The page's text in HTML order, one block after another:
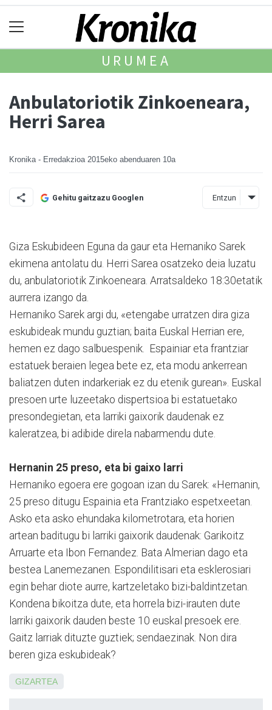
URUMEA
Anbulatoriotik Zinkoeneara,
Herri Sarea
Kronika - Erredakzioa 2015eko abenduaren 10a
Gehitu gaitzazu Googlen Entzun
Giza Eskubideen Eguna da gaur eta Hernaniko Sarek
ekimena antolatu du. Herri Sarea osatzeko deia luzatu
du, anbulatoriotik Zinkoeneara. Arratsaldeko 18:30etatik
aurrera izango da.
Hernaniko Sarek argi du, «etengabe urratzen dira giza
eskubideak mundu guztian; baita Euskal Herrian ere,
hemen ez dago salbuespenik. Espainiar eta frantziar
esta­tuek beraien legea bete ez, eta modu ankerrean
baliatzen duten indarkeriak ez du ete­nik gurean». Euskal
presoen urte luzeetako dispertsioa bi estatuetako
presondegietan, eta larriki gaixorik daudenak ez
kaleratzea, bi adibide direla nabarmendu dute.
Hernanin 25 preso, eta bi gaixo larri
Hernaniko egoera ere gogoan izan du Sarek: «Hernanin,
25 pre­so ditugu Espainia eta Fran­tziako espetxeetan.
Asko eta asko ehundaka kilome­trotara, eta horien
artean baditugu bi larriki gaixorik daudenak: Garikoitz
Arruarte eta Ibon Fernandez. Bata Almerian dago eta
bestea Lanemezanen. Es­pon­dilitisari eta esklerosiari
egin behar diote aurre, kartze­letako bizi-baldintzetan.
Kon­de­na bikoi­tza dute, eta horrela bizi-irauten dute
larriki gaixo­rik dauden beste 10 euskal pre­soek ere.
Gaitz larriak dituzte guztiek; sendaezinak. Non dira
beren giza eskubideak?
GIZARTEA